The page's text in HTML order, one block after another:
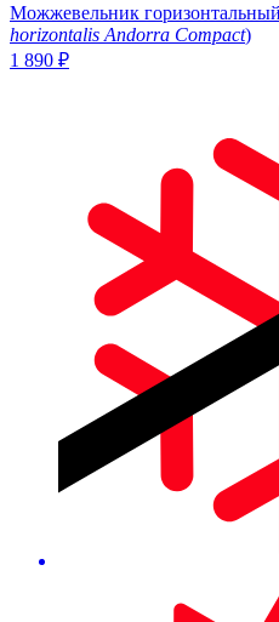
Можжевельник
horizontalis Andorra Compact)
1 890 ₽